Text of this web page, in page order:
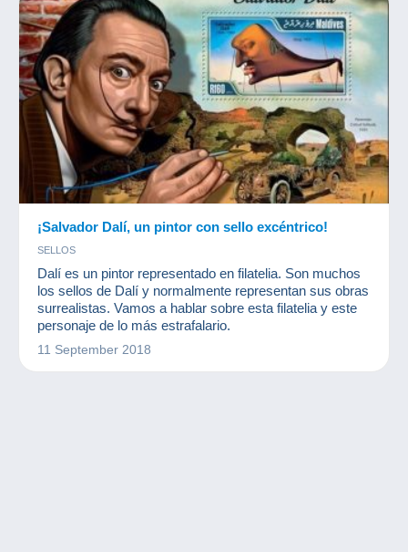
¡Salvador Dalí, un pintor con sello excéntrico!
SELLOS
Dalí es un pintor representado en filatelia. Son muchos
los sellos de Dalí y normalmente representan sus obras
surrealistas. Vamos a hablar sobre esta filatelia y este
personaje de lo más estrafalario.
11 September 2018